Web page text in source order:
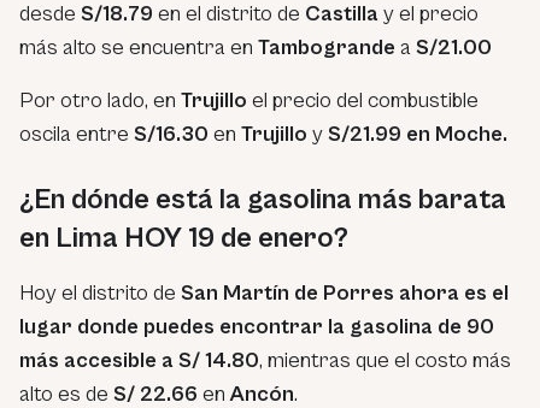
desde S/18.79 en el distrito de Castilla y el precio
más alto se encuentra en Tambogrande a S/21.00
Por otro lado, en Trujillo el precio del combustible
oscila entre S/16.30 en Trujillo yS/21.99 en Moche.
¿En dónde está la gasolina más barata
en Lima HOY 19 de enero?
Hoy el distrito de San Martín de Porres ahora es el
lugar donde puedes encontrar la gasolina de 90
más accesible a S/ 14.80, mientras que el costo más
alto es de S/ 22.66 enAncón.